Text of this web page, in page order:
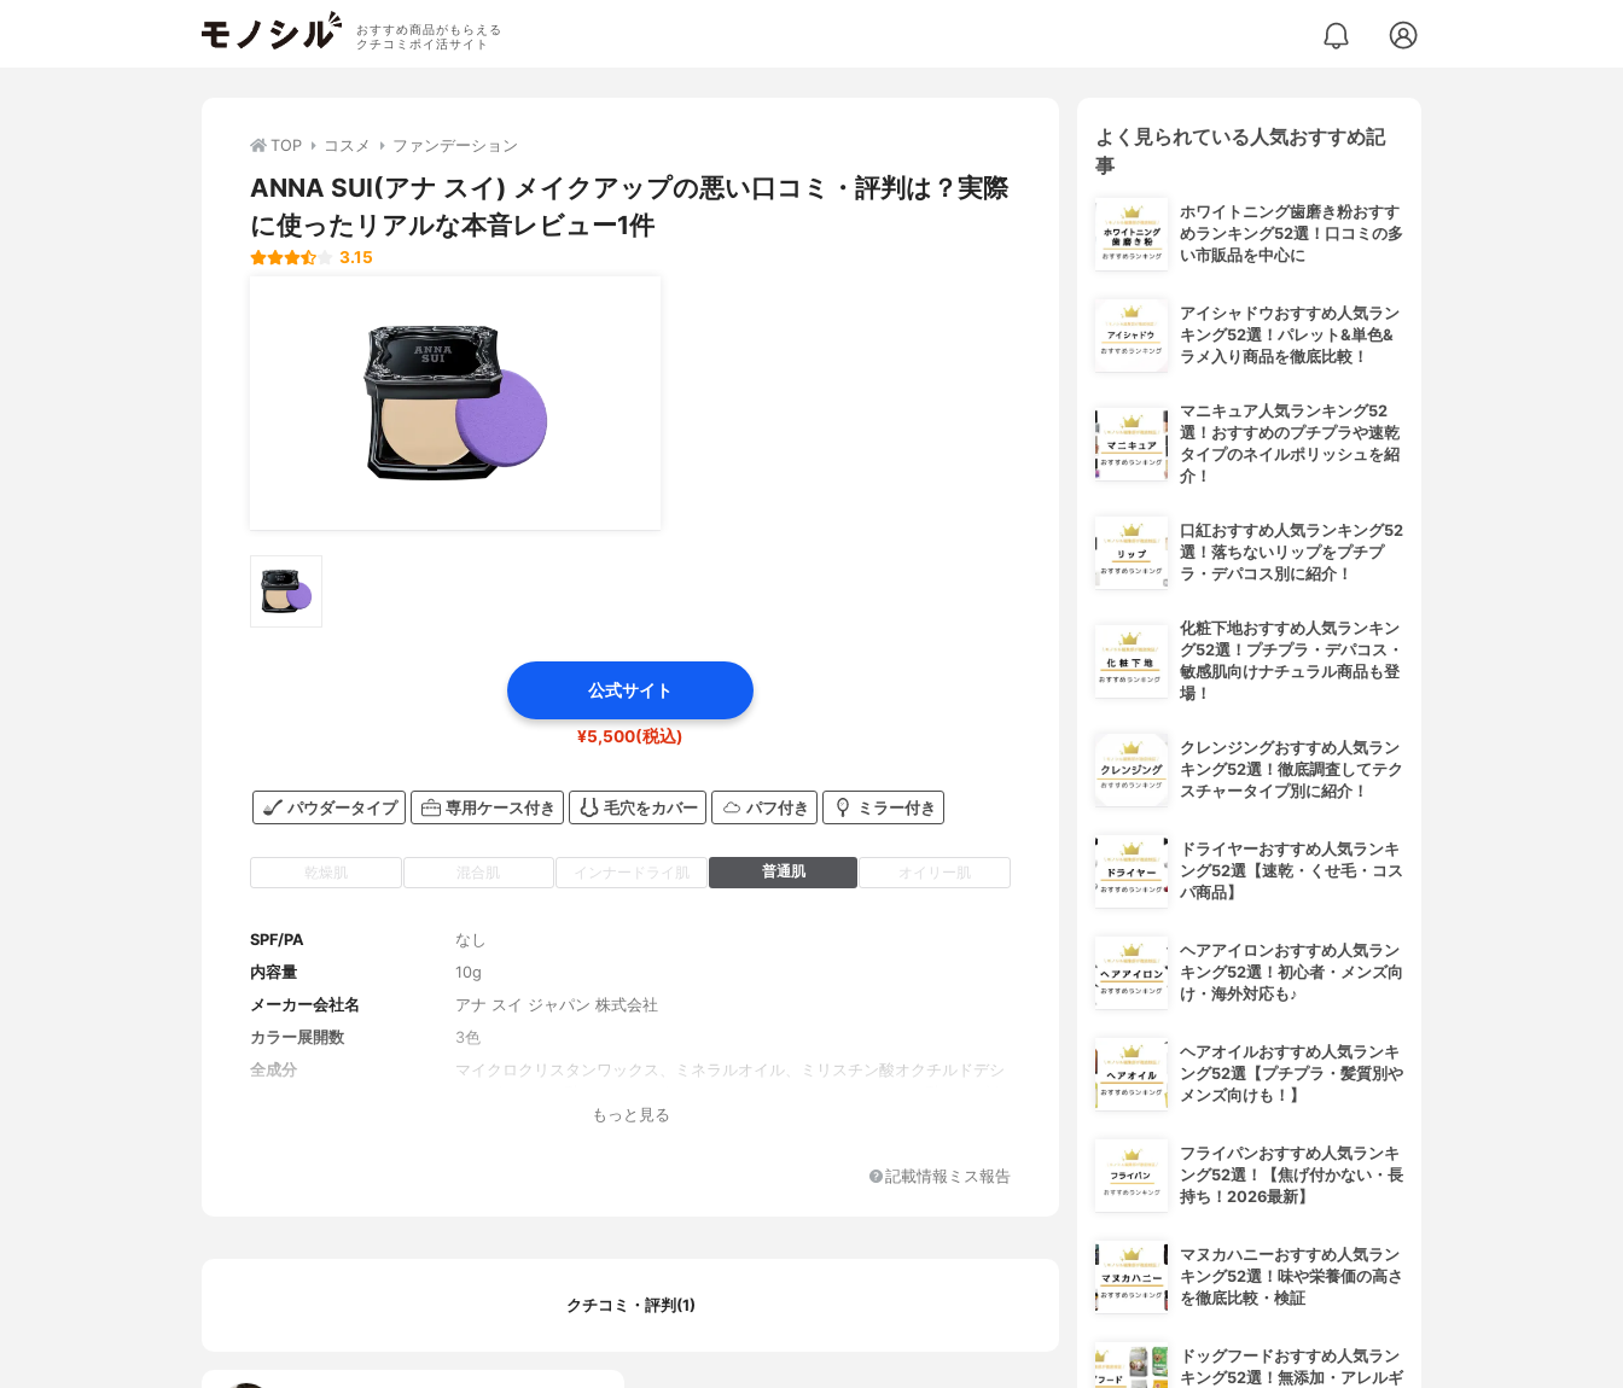
おすすめ商品がもらえる
クチコミポイ活サイト
TOP コスメ ファンデーション
ANNA SUI(アナ スイ) メイクアップの悪い口コミ・評判は？実際
に使ったリアルな本音レビュー1件
3.15
公式サイト
¥5,500(税込)
パウダータイプ 専用ケース付き 毛穴をカバー パフ付き ミラー付き
乾燥肌 混合肌 インナードライ肌 普通肌 オイリー肌
SPF/PA
なし
内容量
10g
メーカー会社名
アナ スイ ジャパン 株式会社
カラー展開数
3色
全成分
マイクロクリスタンワックス、ミネラルオイル、ミリスチン酸オクチルドデシ
ン、香料、アーモンド油、カニナバラ果実エキス、カニナバラ果実油、ジパル
もっと見る
記載情報ミス報告
クチコミ・評判(1)
よく見られている人気おすすめ記
事
ホワイトニング歯磨き粉おすす
めランキング52選！口コミの多
い市販品を中心に
アイシャドウおすすめ人気ラン
キング52選！パレット&単色&
ラメ入り商品を徹底比較！
マニキュア人気ランキング52
選！おすすめのプチプラや速乾
タイプのネイルポリッシュを紹
介！
口紅おすすめ人気ランキング52
選！落ちないリップをプチプ
ラ・デパコス別に紹介！
化粧下地おすすめ人気ランキン
グ52選！プチプラ・デパコス・
敏感肌向けナチュラル商品も登
場！
クレンジングおすすめ人気ラン
キング52選！徹底調査してテク
スチャータイプ別に紹介！
ドライヤーおすすめ人気ランキ
ング52選【速乾・くせ毛・コス
パ商品】
ヘアアイロンおすすめ人気ラン
キング52選！初心者・メンズ向
け・海外対応も♪
ヘアオイルおすすめ人気ランキ
ング52選【プチプラ・髪質別や
メンズ向けも！】
フライパンおすすめ人気ランキ
ング52選！【焦げ付かない・長
持ち！2026最新】
マヌカハニーおすすめ人気ラン
キング52選！味や栄養価の高さ
を徹底比較・検証
ドッグフードおすすめ人気ラン
キング52選！無添加・アレルギ